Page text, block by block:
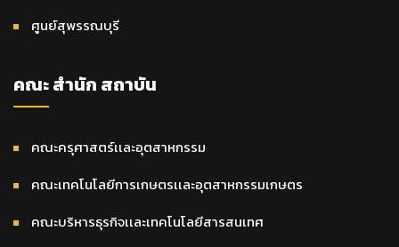
ศูนย์สุพรรณบุรี
คณะ สำนัก สถาบัน
คณะครุศาสตร์เเละอุตสาหกรรม
คณะเทคโนโลยีการเกษตรเเละอุตสาหกรรมเกษตร
คณะบริหารธุรกิจเเละเทคโนโลยีสารสนเทศ